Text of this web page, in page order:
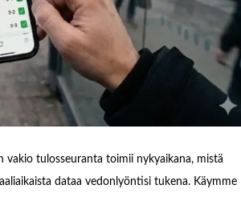
vakio tulosseuranta toimii nykyaikana, mistä
dataa vedonlyöntisi tukena. Käymme